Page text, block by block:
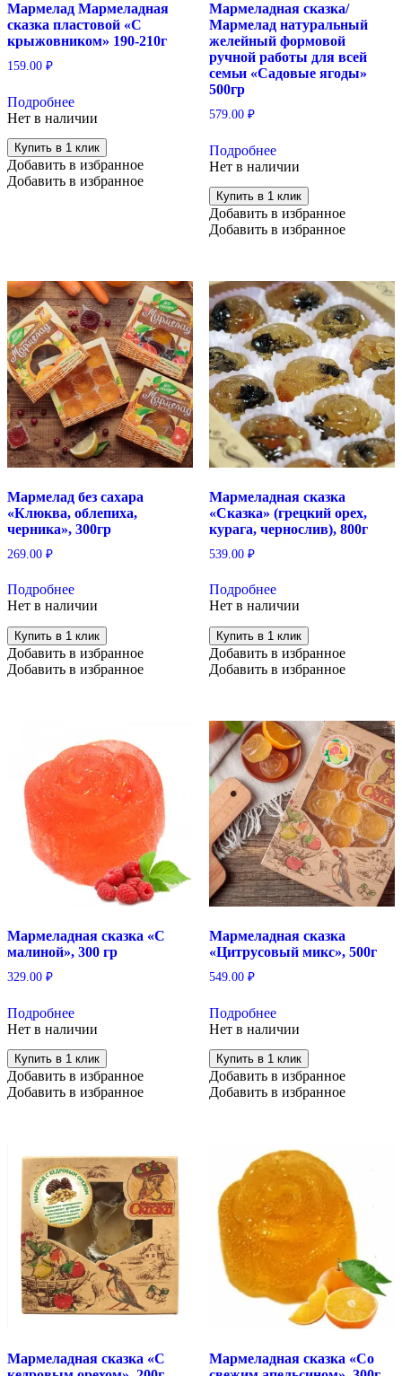
Мармелад Мармеладная
сказка пластовой «С
крыжовником» 190-210г
159.00 ₽
Подробнее
Нет в наличии
Купить в 1 клик
Добавить в избранное
Добавить в избранное
Мармеладная сказка/
Мармелад натуральный
желейный формовой
ручной работы для всей
семьи «Садовые ягоды»
500гр
579.00 ₽
Подробнее
Нет в наличии
Купить в 1 клик
Добавить в избранное
Добавить в избранное
Мармелад без сахара
«Клюква, облепиха,
черника», 300гр
269.00 ₽
Подробнее
Нет в наличии
Купить в 1 клик
Добавить в избранное
Добавить в избранное
Мармеладная сказка
«Сказка» (грецкий орех,
курага, чернослив), 800г
539.00 ₽
Подробнее
Нет в наличии
Купить в 1 клик
Добавить в избранное
Добавить в избранное
Мармеладная сказка «С
малиной», 300 гр
329.00 ₽
Подробнее
Нет в наличии
Купить в 1 клик
Добавить в избранное
Добавить в избранное
Мармеладная сказка
«Цитрусовый микс», 500г
549.00 ₽
Подробнее
Нет в наличии
Купить в 1 клик
Добавить в избранное
Добавить в избранное
Мармеладная сказка «С
Мармеладная сказка «Со